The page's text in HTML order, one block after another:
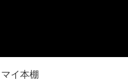
マイ本棚